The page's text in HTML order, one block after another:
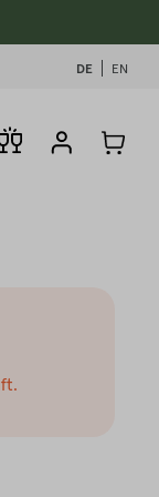
DE EN